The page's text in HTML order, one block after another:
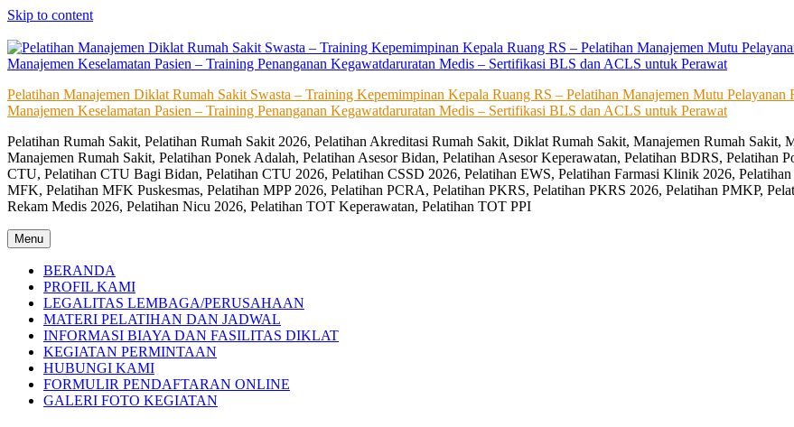
Skip to content
Pelatihan Manajemen Diklat Rumah Sakit Swasta – Training Kepemimpinan Kepala Ruang RS – Pelatihan Manajemen Mutu
Manajemen Keselamatan Pasien – Training Penanganan Kegawatdaruratan Medis – Sertifikasi BLS dan ACLS untuk Perawat
Pelatihan Rumah Sakit, Pelatihan Rumah Sakit 2026, Pelatihan Akreditasi Rumah Sakit, Diklat Rumah Sakit, Manajemen Rumah
Manajemen Rumah Sakit, Pelatihan Ponek Adalah, Pelatihan Asesor Bidan, Pelatihan Asesor Keperawatan, Pelatihan BDRS,
CTU, Pelatihan CTU Bagi Bidan, Pelatihan CTU 2026, Pelatihan CSSD 2026, Pelatihan EWS, Pelatihan Farmasi Klinik 2026,
MFK, Pelatihan MFK Puskesmas, Pelatihan MPP 2026, Pelatihan PCRA, Pelatihan PKRS, Pelatihan PKRS 2026, Pelatihan PMKP,
Rekam Medis 2026, Pelatihan Nicu 2026, Pelatihan TOT Keperawatan, Pelatihan TOT PPI
Menu
BERANDA
PROFIL KAMI
LEGALITAS LEMBAGA/PERUSAHAAN
MATERI PELATIHAN DAN JADWAL
INFORMASI BIAYA DAN FASILITAS DIKLAT
KEGIATAN PERMINTAAN
HUBUNGI KAMI
FORMULIR PENDAFTARAN ONLINE
GALERI FOTO KEGIATAN